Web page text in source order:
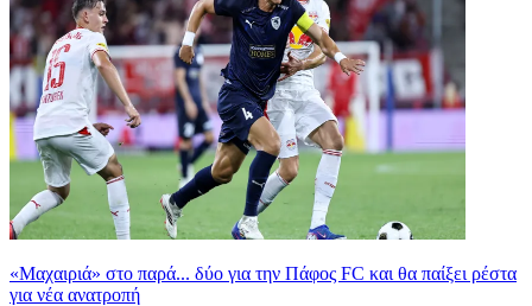
«Μαχαιριά» στο παρά... δύο για την Πάφος FC και θα παίξει ρέστα
για νέα ανατροπή